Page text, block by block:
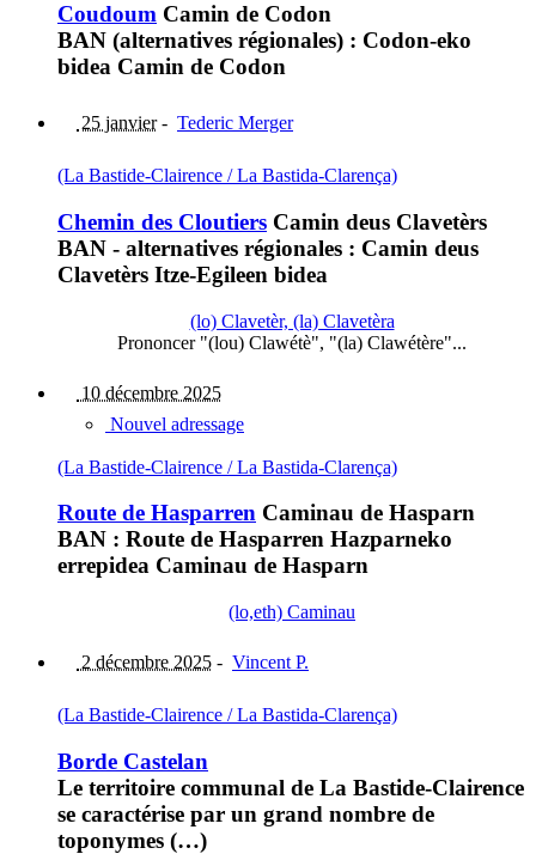
Coudoum Camin de Codon
BAN (alternatives régionales) : Codon-eko
bidea Camin de Codon
25 janvier- Tederic Merger
(La Bastide-Clairence / La Bastida-Clarença)
Chemin des Cloutiers Camin deus Clavetèrs
BAN - alternatives régionales : Camin deus
Clavetèrs Itze-Egileen bidea
(lo) Clavetèr, (la) Clavetèra
Prononcer "(lou) Clawétè", "(la) Clawétère"...
10 décembre 2025
Nouvel adressage
(La Bastide-Clairence / La Bastida-Clarença)
Route de Hasparren Caminau de Hasparn
BAN : Route de Hasparren Hazparneko
errepidea Caminau de Hasparn
(lo,eth) Caminau
2 décembre 2025 - Vincent P.
(La Bastide-Clairence / La Bastida-Clarença)
Borde Castelan
Le territoire communal de La Bastide-Clairence
se caractérise par un grand nombre de
toponymes (…)